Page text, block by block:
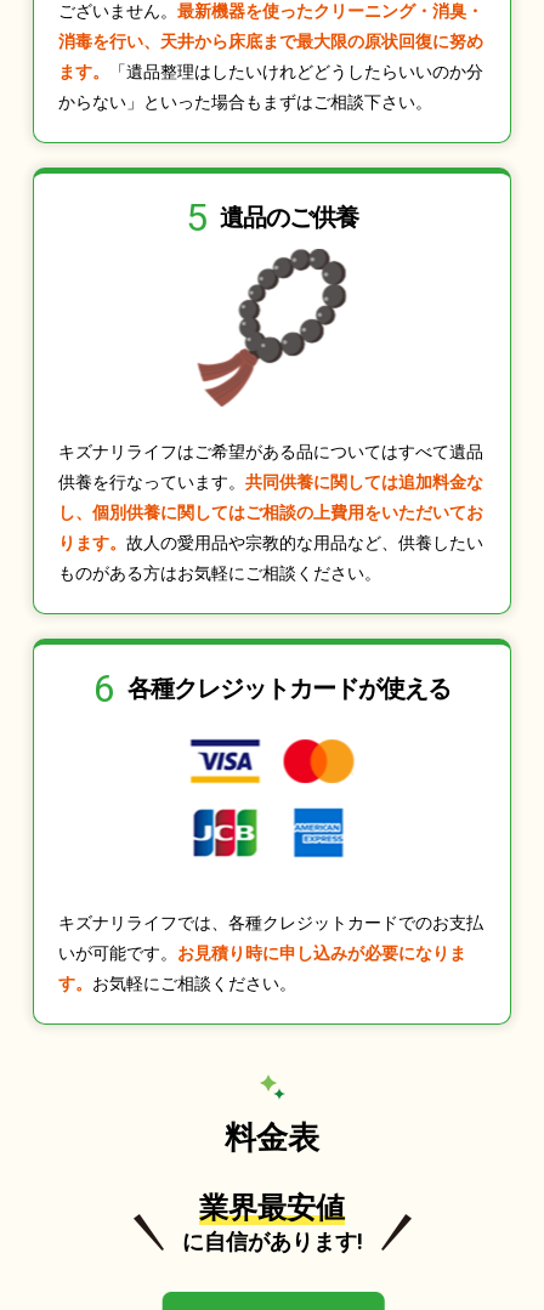
ございません。 最新機器を使ったクリーニング・消臭・
消毒を行い、天井から床底まで最大限の原状回復に努め
ます。
「遺品整理はしたいけれどどうしたらいいのか分
からない」といった場合もまずはご相談下さい。
5 遺品のご供養
キズナリライフはご希望がある品についてはすべて遺品
供養を行なっています。 共同供養に関しては追加料金な
し、個別供養に関してはご相談の上費用をいただいてお
ります。 故人の愛用品や宗教的な用品など、供養したい
ものがある方はお気軽にご相談ください。
6 各種クレジットカードが使える
キズナリライフでは、各種クレジットカードでのお支払
いが可能です。 お見積り時に申し込みが必要になりま
す。 お気軽にご相談ください。
料金表
業界最安値
に自信があります!